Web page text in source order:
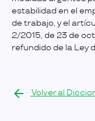
estabilidad en el
de trabajo, y el
2/2015, de 23 de
refundido de la Ley
Volver al